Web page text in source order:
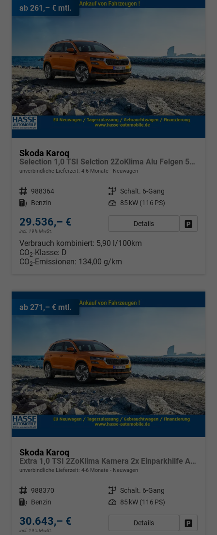
ab 261,– € mtl.
Skoda Karoq
Selection 1,0 TSI Selction 2ZoKlima Alu Felgen 5J Garantie Sitzheizung LED Scheinwerfer Tempomat
unverbindliche Lieferzeit: 4-6 Monate Neuwagen
Fahrzeugnr. 988364 Getriebe Schalt. 6-Gang
Kraftstoff Benzin Leistung 85 kW (116 PS)
29.536,– €
incl. 19% MwSt.
Details
Verbrauch kombiniert: 5,90 l/100km
CO2-Klasse: D
CO2-Emissionen: 134,00 g/km
ab 271,– € mtl.
Skoda Karoq
Extra 1,0 TSI 2ZoKlima Kamera 2x Einparkhilfe Alu Felgen 5J Garantie Sitzheizung LED Scheinwerfer ACC
unverbindliche Lieferzeit: 4-6 Monate Neuwagen
Fahrzeugnr. 988370 Getriebe Schalt. 6-Gang
Kraftstoff Benzin Leistung 85 kW (116 PS)
30.643,– €
incl. 19% MwSt.
Details